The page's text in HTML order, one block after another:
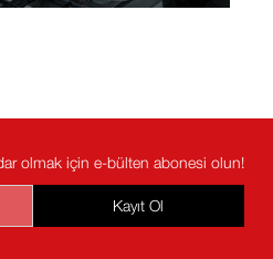
olmak için e-bülten abonesi olun!
Kayıt Ol